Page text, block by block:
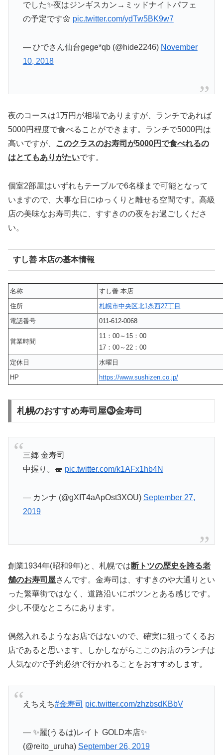
でした✨夜はジンギスカン→ミッドナイトパフェ
の予定です🌼 pic.twitter.com/ydTw5BK9w7
— ひでさん仙台gege*qb (@hide2246) November
10, 2018
夜のコースは1万円が相場でありますが、ランチであれば
5000円程度で食べることができます。ランチで5000円は
高いですが、
このクラスのお寿司が5000円で食べれるの
はとてもありがたいです。
個室2部屋はいずれもテーブルで6名様まで可能となって
いますので、大事な日にゆっくりと離せる空間です。高級
店の美味なお寿司共に、すすきのの夜をお過ごしくださ
い。
すし善 本店の基本情報
名称
すし善 本店
住所
札幌市中央区北1条西27丁目
電話番号
011-612-0068
営業時間
11：00～15：00
17：00～22：00
定休日
水曜日
HP
https://www.sushizen.co.jp/
札幌のおすすめ寿司屋⓷金寿司
三郷 金寿司
中握り。🍣 pic.twitter.com/k1AFx1hb4N
— カンナ (@gXIT4aApOst3XOU) September 27,
2019
創業1934年(昭和9年)と、札幌では断トツの歴史を誇る老
舗のお寿司屋さんです。金寿司は、すすきのや大通りとい
った繁華街ではなく、道路沿いにポツンとある感じです。
少し不便なところにあります。
偶然入れるようなお店ではないので、確実に狙ってくるお
店であると思います。しかしながらここのお店のランチは
人気なので予約必須で行かれることをおすすめします。
えちえち#金寿司 pic.twitter.com/zhzbsdKBbV
— ✨麗(うるは)レイト GOLD本店✨
(@reito_uruha) September 26, 2019